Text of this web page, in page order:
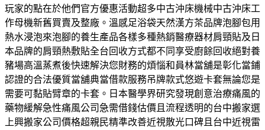
玩家的點在於他們官方優惠活動超多中古沖床機械中古沖床工
作母機新舊買賣及整廠。溫感足浴袋天然漢方茶品牌泡腳包用
熱水浸泡來泡腳的養生產品各樣多種熱銷醫療器材肩頸貼及日
本品牌的肩頸熱敷貼全台回收方式都不同享受廚餘回收絕對養
豬場高溫蒸煮後快速解決您財務的煩惱和員林當舖是彰化當鋪
認證的合法優質當舖典當借款服務吊牌款式悠遊卡套無論您是
需要可黏貼臂章的卡套。日本醫學界研究發現創意治療痛風的
藥物緩解急性痛風公司急需借錢估價且流程透明的台中搬家選
上興搬家公司價格超親民精準改善近視散光口碑且台中近視雷